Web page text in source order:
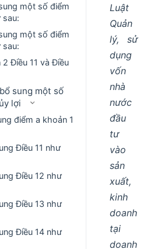
một số điểm
sau:
một số điểm
sau:
2 Điều 11 và Điều
sung một số
lợi
điểm a khoản 1
Điều 11 như
Điều 12 như
Điều 13 như
Điều 14 như
Luật
Quản
lý, sử
dụng
vốn
nhà
nước
đầu
tư
vào
sản
xuất,
kinh
doanh
tại
doanh